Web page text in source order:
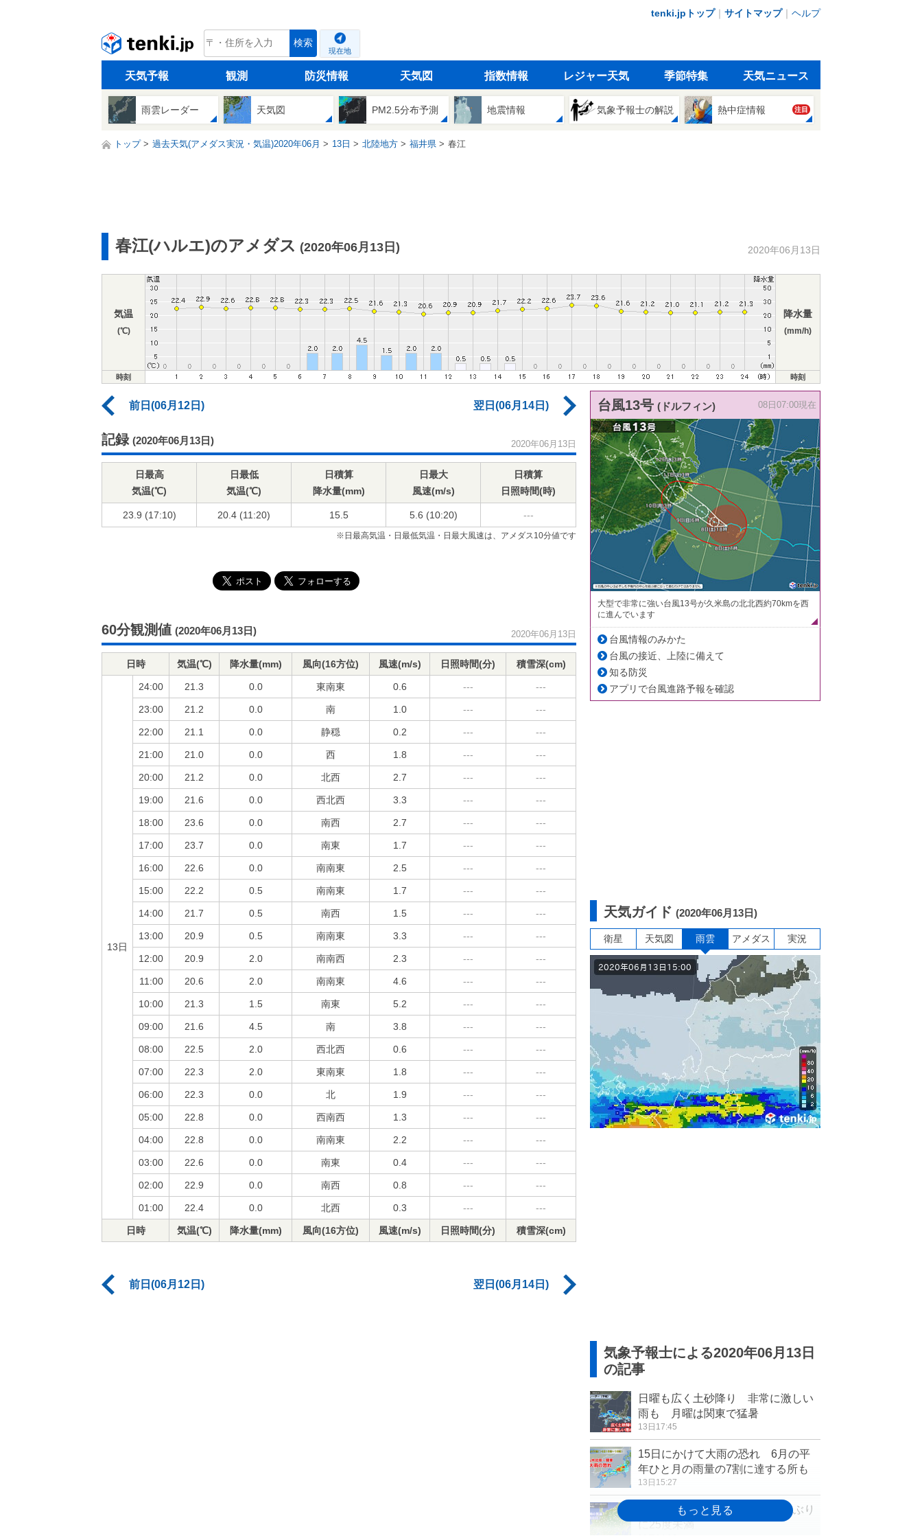
tenki.jpトップ｜ サイトマップ｜ ヘルプ
tenki.jp 検索
現在地
天気予報 観測 防災情報 天気図 指数情報 レジャー天気 季節特集 天気ニュース
雨雲レーダー 天気図 PM2.5分布予測 地震情報 気象予報士の解説 熱中症情報 注目
トップ 過去天気(アメダス実況・気温)2020年06月 13日 北陸地方 福井県 春江
春江(ハルエ)のアメダス (2020年06月13日) 2020年06月13日
気温
(℃)
降水量
(mm/h)
時刻 時刻
前日(06月12日) 翌日(06月14日)
記録 (2020年06月13日) 2020年06月13日
日最高
気温(℃)
日最低
気温(℃)
日積算
降水量(mm)
日最大
風速(m/s)
日積算
日照時間(時)
23.9 (17:10) 20.4 (11:20) 15.5 5.6 (10:20) ---
※日最高気温・日最低気温・日最大風速は、アメダス10分値です
60分観測値 (2020年06月13日) 2020年06月13日
日時 気温(℃) 降水量(mm) 風向(16方位) 風速(m/s) 日照時間(分) 積雪深(cm)
13日
24:00 21.3 0.0 東南東 0.6 --- ---
23:00 21.2 0.0 南 1.0 --- ---
22:00 21.1 0.0 静穏 0.2 --- ---
21:00 21.0 0.0 西 1.8 --- ---
20:00 21.2 0.0 北西 2.7 --- ---
19:00 21.6 0.0 西北西 3.3 --- ---
18:00 23.6 0.0 南西 2.7 --- ---
17:00 23.7 0.0 南東 1.7 --- ---
16:00 22.6 0.0 南南東 2.5 --- ---
15:00 22.2 0.5 南南東 1.7 --- ---
14:00 21.7 0.5 南西 1.5 --- ---
13:00 20.9 0.5 南南東 3.3 --- ---
12:00 20.9 2.0 南南西 2.3 --- ---
11:00 20.6 2.0 南南東 4.6 --- ---
10:00 21.3 1.5 南東 5.2 --- ---
09:00 21.6 4.5 南 3.8 --- ---
08:00 22.5 2.0 西北西 0.6 --- ---
07:00 22.3 2.0 東南東 1.8 --- ---
06:00 22.3 0.0 北 1.9 --- ---
05:00 22.8 0.0 西南西 1.3 --- ---
04:00 22.8 0.0 南南東 2.2 --- ---
03:00 22.6 0.0 南東 0.4 --- ---
02:00 22.9 0.0 南西 0.8 --- ---
01:00 22.4 0.0 北西 0.3 --- ---
日時 気温(℃) 降水量(mm) 風向(16方位) 風速(m/s) 日照時間(分) 積雪深(cm)
前日(06月12日) 翌日(06月14日)
台風13号 (ドルフィン) 08日07:00現在
大型で非常に強い台風13号が久米島の北北西約70kmを西
に進んでいます
台風情報のみかた
台風の接近、上陸に備えて
知る防災
アプリで台風進路予報を確認
天気ガイド (2020年06月13日)
衛星 天気図 雨雲 アメダス 実況
気象予報士による2020年06月13日
の記事
日曜も広く土砂降り 非常に激しい
雨も 月曜は関東で猛暑
13日17:45
15日にかけて大雨の恐れ 6月の平
年ひと月の雨量の7割に達する所も
13日15:27
関東 暑さ収まる 東京は12日ぶり
に25度未満